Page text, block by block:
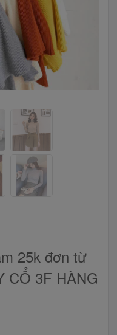
25k đơn từ
CỔ 3F HÀNG